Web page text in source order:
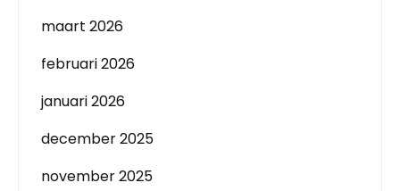
maart 2026
februari 2026
januari 2026
december 2025
november 2025